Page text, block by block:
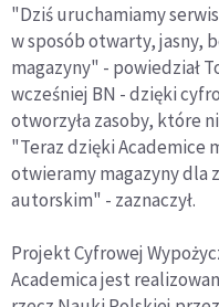
"Dziś uruchamiamy
w sposób otwarty, jasny,
magazyny" - powiedział
wcześniej BN - dzięki
otworzyła zasoby, które
"Teraz dzięki Academice
otwieramy magazyny dla
autorskim" - zaznaczył.
Projekt Cyfrowej
Academica jest